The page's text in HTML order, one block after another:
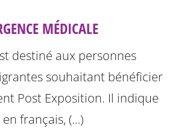
MÉDICALE
destiné aux personnes
souhaitant bénéficier
Post Exposition. Il indique
en français, (…)